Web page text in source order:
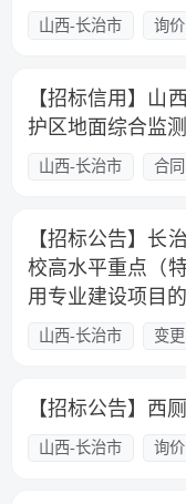
山西-长治市 询价
【招标信用】山
护区地面综合监
山西-长治市 合同
【招标公告】长
校高水平重点（
用专业建设项目
山西-长治市 变更
【招标公告】西
山西-长治市 询价